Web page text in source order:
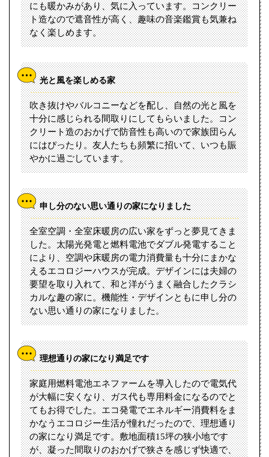
にも暖かみがあり、気に入っています。コンクリー
ト造なので遮音性が高く、趣味の音楽鑑賞も気兼ね
なく楽しめます。
光と風を楽しめる家
吹き抜けやバルコニーなどを配し、自然の光と風を
十分に感じられる間取りにしてもらいました。コン
クリート造のおかげで防音性も高いので家族団らん
にはぴったり。友人たちも頻繁に招いて、いつも賑
やかに過ごしています。
申し分のない思い通りの家になりました
全室空調・全室床暖房の広い家をずっと夢見てきま
した。太陽光発電と燃料電池でダブル発電すること
により、空調や床暖房の電力消費量も十分にまかな
えるエコロジーハウスが完成。デザインには夫婦の
要望を取り入れて、和と洋がうまく融合したクラシ
カルな趣の家に。機能性・デザインともに申し分の
ない思い通りの家になりました。
理想通りの家になり満足です
家庭用燃料電池エネファームを導入したので電気代
が大幅に安くなり、ガス代も専用料金になるのでと
てもお得でした。エコ発電でエネルギー消費料をま
かなうエコロジー生活が憧れだったので、理想通り
の家になり満足です。敷地面積15坪の狭小地です
が、凝った間取りのおかげで狭さを感じず快適で、